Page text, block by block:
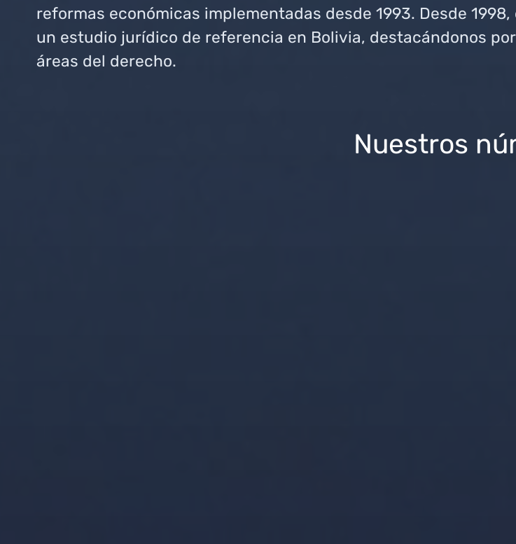
reformas económicas implementadas desde 1993. Desde
un estudio jurídico de referencia en Bolivia, destacándonos
áreas del derecho.
Nuestros